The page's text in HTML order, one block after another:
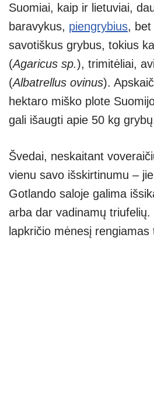
Suomiai, kaip ir lietuviai,
baravykus, piengrybius, bet
savotiškus grybus, tokius
(Agaricus sp.), trimitėliai,
(Albatrellus ovinus).
hektaro miško plote
gali išaugti apie 50 kg
Švedai, neskaitant
vienu savo išskirtinumu –
Gotlando saloje galima
arba dar vadinamų
lapkričio mėnesį